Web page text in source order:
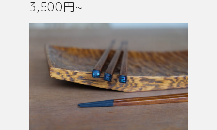
3,500円~